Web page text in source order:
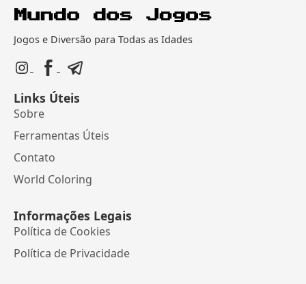
Jogos e Diversão para Todas as Idades
Links Úteis
Sobre
Ferramentas Úteis
Contato
World Coloring
Informações Legais
Política de Cookies
Política de Privacidade